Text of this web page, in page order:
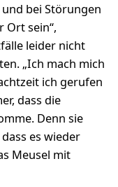
bei Störungen
Ort sein“,
leider nicht
„Ich mach mich
ich gerufen
dass die
Denn sie
es wieder
Meusel mit